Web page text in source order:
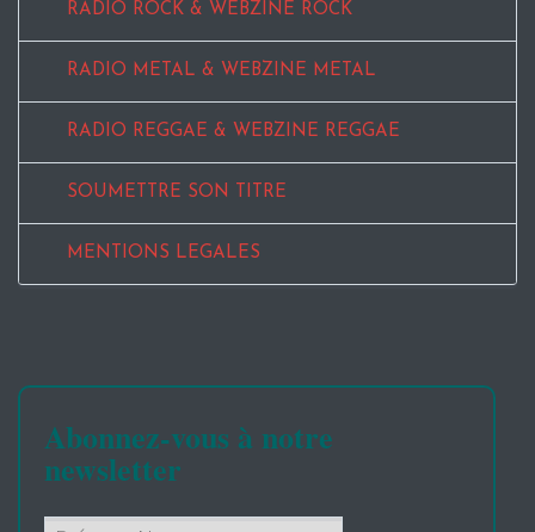
RADIO ROCK & WEBZINE ROCK
RADIO METAL & WEBZINE METAL
RADIO REGGAE & WEBZINE REGGAE
SOUMETTRE SON TITRE
MENTIONS LEGALES
Abonnez-vous à notre
newsletter